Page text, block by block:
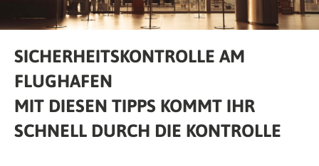
SICHERHEITSKONTROLLE AM
FLUGHAFEN
MIT DIESEN TIPPS KOMMT IHR
SCHNELL DURCH DIE KONTROLLE